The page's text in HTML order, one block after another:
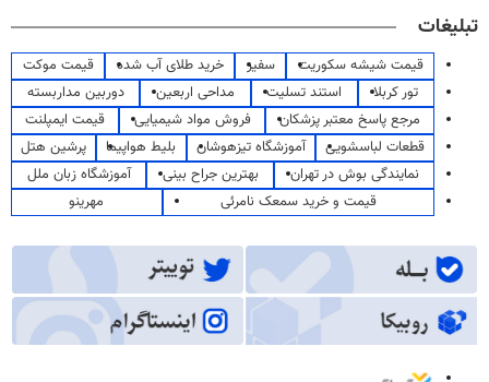
تبلیغات
قیمت شیشه سکوریت سفیر خرید طلای آب شده
قیمت موکت
تور کربلا
استند تسلیت مداحی اربعین
دوربین مداربسته
مرجع پاسخ معتبر پزشکان
فروش مواد شیمیایی
قیمت ایمپلنت
قطعات لباسشویی
آموزشگاه تیزهوشان بلیط هواپیما
پرشین هتل
نمایندگی بوش در تهران
بهترین جراح بینی
آموزشگاه زبان ملل
قیمت و خرید سمعک نامرئی
مهرینو